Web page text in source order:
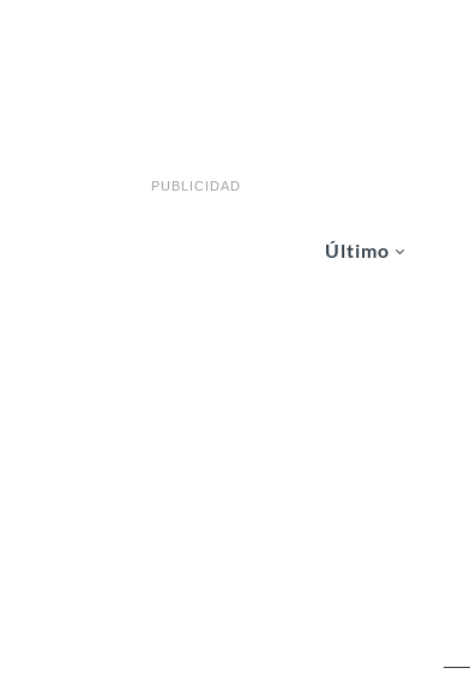
PUBLICIDAD
Último